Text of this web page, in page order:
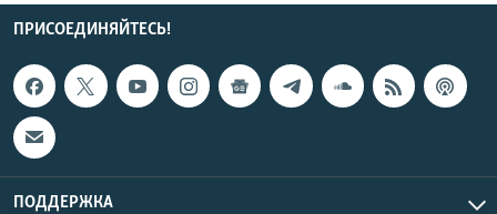
ПРИСОЕДИНЯЙТЕСЬ!
ПОДДЕРЖКА